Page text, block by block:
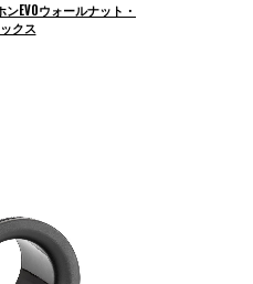
ンEVOウォールナット・
クス